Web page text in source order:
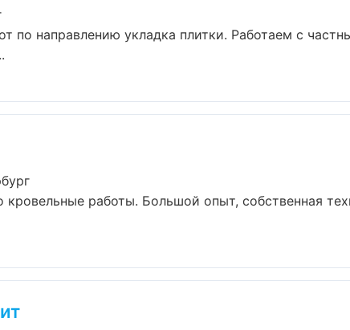
по направлению укладка плитки. Работаем с
кровельные работы. Большой опыт, собственная